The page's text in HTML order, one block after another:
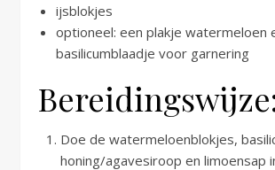
ijsblokjes
optioneel: een plakje watermeloen
basilicumblaadje voor garnering
Doe de watermeloenblokjes,
honing/agavesiroop en limoensap